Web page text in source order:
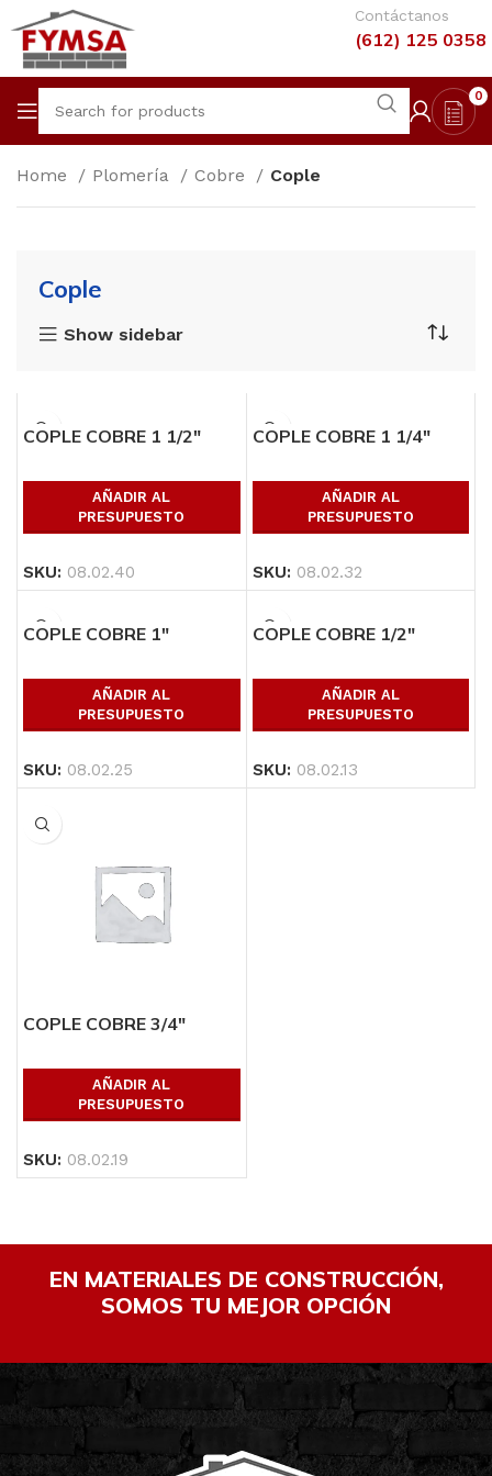
Contáctanos
(612) 125 0358
0
Home Plomería Cobre Cople
Cople
Show sidebar
COPLE COBRE 1 1/2″
AÑADIR AL
PRESUPUESTO
SKU: 08.02.40
COPLE COBRE 1 1/4″
AÑADIR AL
PRESUPUESTO
SKU: 08.02.32
COPLE COBRE 1″
AÑADIR AL
PRESUPUESTO
SKU: 08.02.25
COPLE COBRE 1/2″
AÑADIR AL
PRESUPUESTO
SKU: 08.02.13
COPLE COBRE 3/4″
AÑADIR AL
PRESUPUESTO
SKU: 08.02.19
EN MATERIALES DE CONSTRUCCIÓN,
SOMOS TU MEJOR OPCIÓN